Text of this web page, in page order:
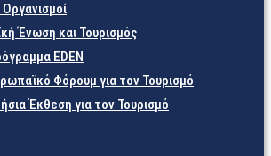
Οργανισμοί
Ένωση και Τουρισμός
EDEN
Φόρουμ για τον Τουρισμό
Έκθεση για τον Τουρισμό